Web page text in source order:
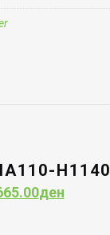
H1140
денCurrent